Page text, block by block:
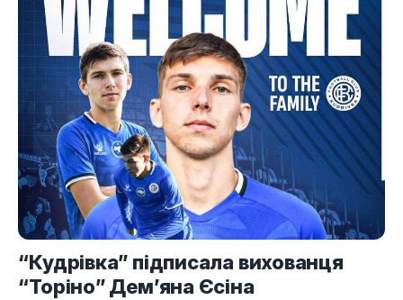
“Кудрівка” підписала вихованця
“Торіно” Дем’яна Єсіна